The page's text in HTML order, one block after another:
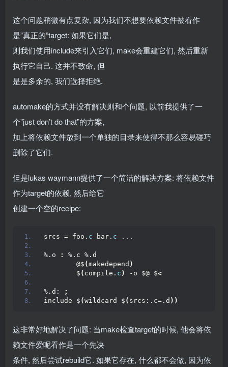
这个问题稍微有点复杂, 因为我们不想要依赖文件被看作
是”真正的”target: 如果它们是,
则我们使用include来引入它们, make会重建它们, 然后重新
执行它自己. 这并不致命, 但
是是多余的, 我们选择拒绝.
automake的方式并没有解决则和个问题, 以前我提供了一
个”just don’t do that”的方案,
加上将依赖文件放到一个单独的目录来使得不那么容易碰巧
删除了它们.
但是lukas waymann提供了一个简洁的解决方案: 将依赖文件
作为target的依赖, 然后给它
创建一个空的recipe:
srcs = foo. c bar. c ...
%.o :
%.c %.d
        @$
(makedepend )
        $
( compile. c ) -o $@ $<
%.d:
;
include $ (wildcard $ ( srcs:.c=.d ))
这非常好地解决了问题: 当make检查target的时候, 他会将依
赖文件爱呢看作是一个先决
条件, 然后尝试rebuild它. 如果它存在, 什么都不会做, 因为依